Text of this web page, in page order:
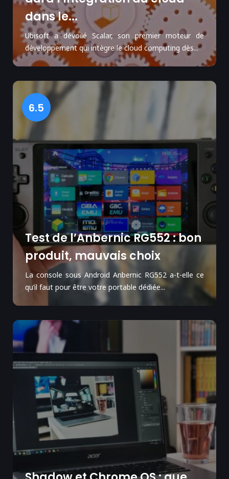
dans le...
Ubisoft a dévoilé Scalar, son premier moteur de
développement qui intègre le cloud computing dès...
6.5
Test de l’Anbernic RG552 : bon
produit, mauvais choix
La console sous Android Anbernic RG552 a-t-elle ce
qu’il faut pour être votre portable dédiée...